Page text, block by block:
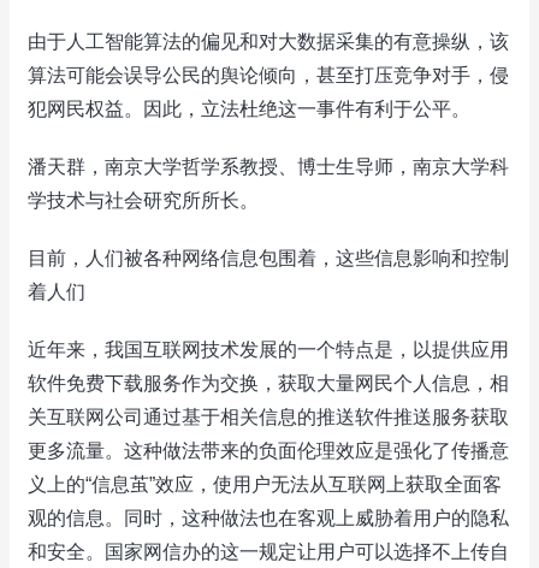
由于人工智能算法的偏见和对大数据采集的有意操纵，该
算法可能会误导公民的舆论倾向，甚至打压竞争对手，侵
犯网民权益。因此，立法杜绝这一事件有利于公平。
潘天群，南京大学哲学系教授、博士生导师，南京大学科
学技术与社会研究所所长。
目前，人们被各种网络信息包围着，这些信息影响和控制
着人们
近年来，我国互联网技术发展的一个特点是，以提供应用
软件免费下载服务作为交换，获取大量网民个人信息，相
关互联网公司通过基于相关信息的推送软件推送服务获取
更多流量。这种做法带来的负面伦理效应是强化了传播意
义上的“信息茧”效应，使用户无法从互联网上获取全面客
观的信息。同时，这种做法也在客观上威胁着用户的隐私
和安全。国家网信办的这一规定让用户可以选择不上传自